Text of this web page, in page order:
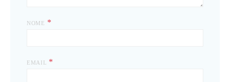
NOME *
EMAIL *